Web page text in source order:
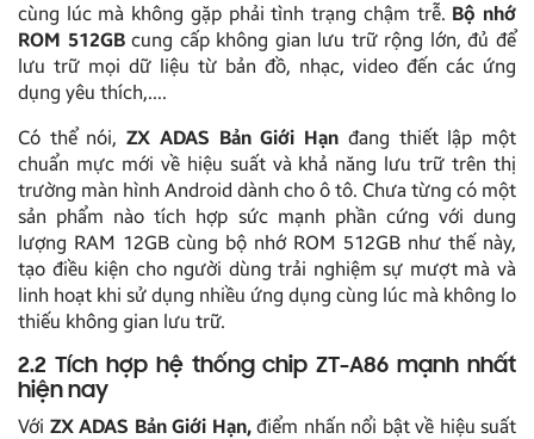
cùng lúc mà không gặp phải tình trạng chậm trễ. Bộ nhớ
ROM 512GBcung cấp không gian lưu trữ rộng lớn, đủ để
lưu trữ mọi dữ liệu từ bản đồ, nhạc, video đến các ứng
dụng yêu thích,….
Có thể nói,ZX ADAS Bản Giới Hạn đang thiết lập một
chuẩn mực mới về hiệu suất và khả năng lưu trữ trên thị
trường màn hình Android dành cho ô tô. Chưa từng có một
sản phẩm nào tích hợp sức mạnh phần cứng với dung
lượng RAM 12GB cùng bộ nhớ ROM 512GB như thế này,
tạo điều kiện cho người dùng trải nghiệm sự mượt mà và
linh hoạt khi sử dụng nhiều ứng dụng cùng lúc mà không lo
thiếu không gian lưu trữ.
2.2 Tích hợp hệ thống chip ZT-A86 mạnh nhất
hiện nay
Với ZX ADAS Bản Giới Hạn,điểm nhấn nổi bật về hiệu suất